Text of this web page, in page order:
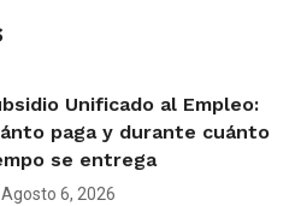
Unificado al Empleo:
paga y durante cuánto
se entrega
Agosto 6, 2026